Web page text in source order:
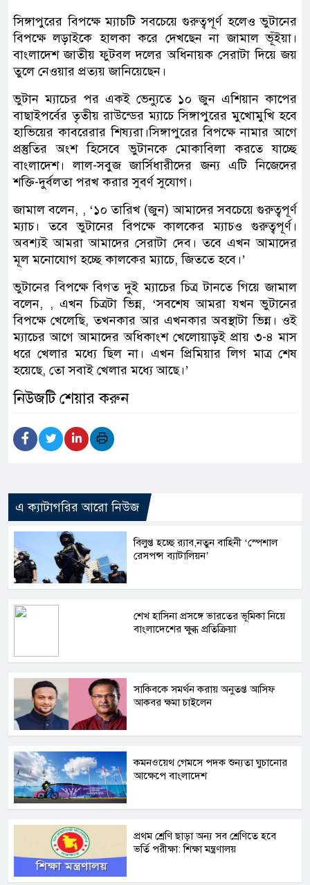
সিঙ্গাপুরের বিপক্ষে ম্যাচটি সবচেয়ে গুরুত্বপূর্ণ হলেও ভুটানের
বিপক্ষে লড়াইকে হালকা করে দেখছেন না জামাল ভূঁইয়া।
বাংলাদেশ জাতীয় ফুটবল দলের অধিনায়ক সেরাটা দিয়ে জয়
তুলে নেওয়ার প্রত্যয় জানিয়েছেন।
ভুটান ম্যাচের পর একই ভেন্যুতে ১০ জুন এশিয়ান কাপের
বাছাইপর্বের তৃতীয় রাউন্ডের ম্যাচে সিঙ্গাপুরের মুখোমুখি হবে
হাভিয়ের কাবরেরার শিষ্যরা।সিঙ্গাপুরের বিপক্ষে নামার আগে
প্রস্তুতির অংশ হিসেবে ভুটানকে মোকাবিলা করতে যাচ্ছে
বাংলাদেশ। লাল-সবুজ জার্সিধারীদের জন্য এটি নিজেদের
শক্তি-দুর্বলতা পরখ করার সুবর্ণ সুযোগ।
জামাল বলেন, , ‘১০ তারিখ (জুন) আমাদের সবচেয়ে গুরুত্বপূর্ণ
ম্যাচ। তবে ভুটানের বিপক্ষে কালকের ম্যাচও গুরুত্বপূর্ণ।
অবশ্যই আমরা আমাদের সেরাটা দেব। তবে এখন আমাদের
মূল মনোযোগ হচ্ছে কালকের ম্যাচে, জিততে হবে।’
ভুটানের বিপক্ষে বিগত দুই ম্যাচের চিত্র টানতে গিয়ে জামাল
বলেন, , এখন চিত্রটা ভিন্ন, ‘সবশেষ আমরা যখন ভুটানের
বিপক্ষে খেলেছি, তখনকার আর এখনকার অবস্থাটা ভিন্ন। ওই
ম্যাচের আগে আমাদের অধিকাংশ খেলোয়াড়ই প্রায় ৩-৪ মাস
ধরে খেলার মধ্যে ছিল না। এখন প্রিমিয়ার লিগ মাত্র শেষ
হয়েছে, তো সবাই খেলার মধ্যে আছে।’
নিউজটি শেয়ার করুন
এ ক্যাটাগরির আরো নিউজ
বিলুপ্ত হচ্ছে র‍্যাব,নতুন বাহিনী ‘স্পেশাল
রেসপন্স ব্যাটালিয়ন’
শেখ হাসিনা প্রসঙ্গে ভারতের ভূমিকা নিয়ে
বাংলাদেশের ক্ষুব্ধ প্রতিক্রিয়া
সাকিবকে সমর্থন করায় অনুতপ্ত আসিফ
আকবর ক্ষমা চাইলেন
কমনওয়েথ গেমসে পদক শুন্যতা ঘুচানোর
আক্ষেপে বাংলাদেশ
প্রথম শ্রেণি ছাড়া অন্য সব শ্রেণিতে হবে
ভর্তি পরীক্ষা: শিক্ষা মন্ত্রণালয়